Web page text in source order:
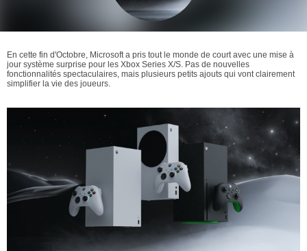
En cette fin d'Octobre, Microsoft a pris tout le monde de court avec une mise à
jour système surprise pour les Xbox Series X/S. Pas de nouvelles
fonctionnalités spectaculaires, mais plusieurs petits ajouts qui vont clairement
simplifier la vie des joueurs.